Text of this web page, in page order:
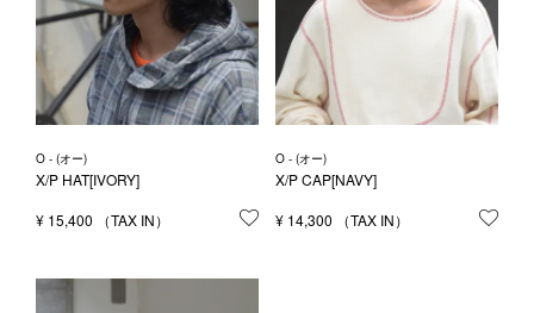
O - (オー)
X/P HAT[IVORY]
¥ 15,400 お気に入りに登録する
O - (オー)
X/P CAP[NAVY]
¥ 14,300